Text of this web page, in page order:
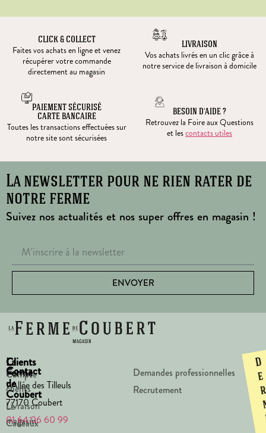
CLICK & COLLECT
Faites vos achats en ligne et venez
récupérer votre commande
directement au magasin
LIVRAISON
Vos achats livrés en un clic grâce à
notre service de livraison à domicile
PAIEMENT SÉCURISÉ
CARTE BANCAIRE
Toutes les transactions effectuées sur
notre site sont sécurisées
BESOIN D’AIDE ?
Retrouvez la Foire aux Questions
et lescontacts utiles
La newsletter pour ne rien rater de
notre ferme
Suivez nos actualités et nos super offres en magasin !
ENVOYER
La
Ferme
de
Coubert
Le
magasin
Clients
Compte
clients
Livraison
Cadeaux
Contact
1 Allée des Tilleuls
77170 Coubert
01 64 06 60 99
Demandes professionnelles
Recrutement
D
e